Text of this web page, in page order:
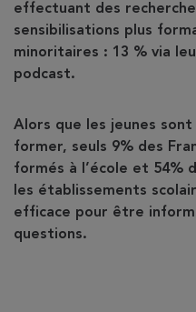
effectuant des
sensibilisations plus
minoritaires : 13 % via
podcast.
Alors que les jeunes
former, seuls 9% des
formés à l’école et 54%
les établissements
efficace pour être
questions.